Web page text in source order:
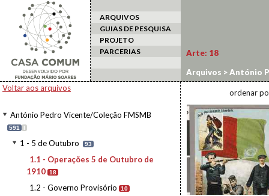
ARQUIVOS
GUIAS DE PESQUISA
PROJETO
PARCERIAS
Voltar aos arquivos
António Pedro Vicente/Coleção FMSMB
591 I
1 - 5 de Outubro 93
1.1 - Operações 5 de Outubro de
1910 18
1.2 - Governo Provisório 10
Arte: 18
Arquivos >António
1910
ordenar